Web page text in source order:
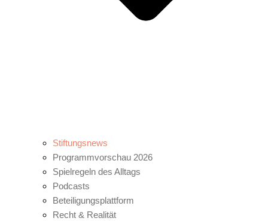
Stiftungsnews
Programmvorschau 2026
Spielregeln des Alltags
Podcasts
Beteiligungsplattform
Recht & Realität